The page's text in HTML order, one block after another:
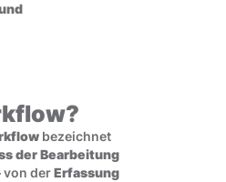
bezeichnet
der Bearbeitung
von derErfassung